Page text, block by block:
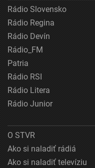
Rádio Slovensko
Rádio Regina
Rádio Devín
Rádio_FM
Patria
Rádio RSI
Rádio Litera
Rádio Junior
O STVR
Ako si naladiť rádiá
Ako si naladiť televíziu